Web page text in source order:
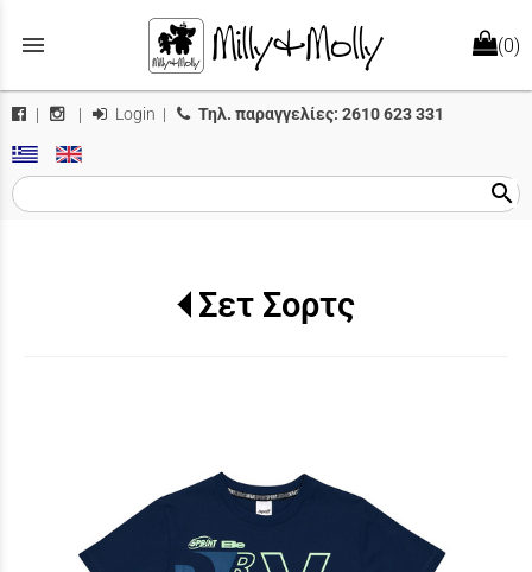
menu (0)
| | Login | Τηλ. παραγγελίες: 2610 623 331
search
Σετ Σορτς